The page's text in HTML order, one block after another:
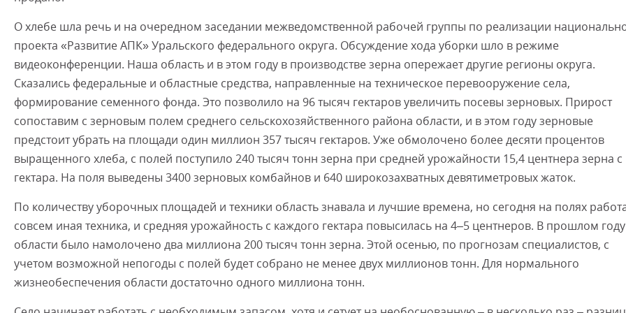
О хлебе шла речь и на очередном заседании межведомственной рабочей группы по реализации
проекта «Развитие АПК» Уральского федерального округа. Обсуждение хода уборки шло в режиме
видеоконференции. Наша область и в этом году в производстве зерна опережает другие регионы округа.
Сказались федеральные и областные средства, направленные на техническое перевооружение села,
формирование семенного фонда. Это позволило на 96 тысяч гектаров увеличить посевы зерновых. Прирост
сопоставим с зерновым полем среднего сельскохозяйственного района области, и в этом году зерновые
предстоит убрать на площади один миллион 357 тысяч гектаров. Уже обмолочено более десяти процентов
выращенного хлеба, с полей поступило 240 тысяч тонн зерна при средней урожайности 15,4 центнера зерна с
гектара. На поля выведены 3400 зерновых комбайнов и 640 широкозахватных девятиметровых жаток.
По количеству уборочных площадей и техники область знавала и лучшие времена, но сегодня на полях
совсем иная техника, и средняя урожайность с каждого гектара повысилась на 4–5 центнеров. В прошлом
области было намолочено два миллиона 200 тысяч тонн зерна. Этой осенью, по прогнозам специалистов, с
учетом возможной непогоды с полей будет собрано не менее двух миллионов тонн. Для нормального
жизнеобеспечения области достаточно одного миллиона тонн.